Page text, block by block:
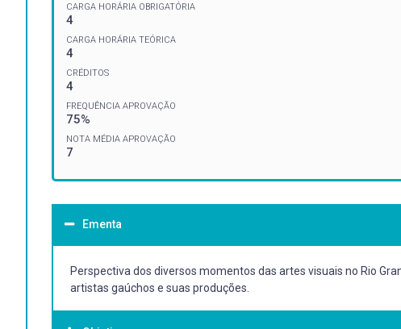
CARGA HORÁRIA OBRIGATÓRIA
4
CARGA HORÁRIA TEÓRICA
4
CRÉDITOS
4
FREQUÊNCIA APROVAÇÃO
75%
NOTA MÉDIA APROVAÇÃO
7
Ementa
Perspectiva dos diversos momentos das artes visuais no Rio
artistas gaúchos e suas produções.